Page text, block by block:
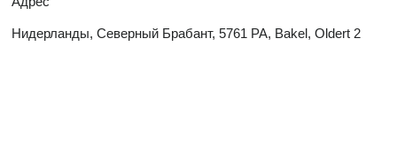
Нидерланды, Северный Брабант, 5761 PA, Bakel, Oldert 2